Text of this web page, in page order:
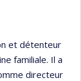
et détenteur
familiale. Il a
directeur